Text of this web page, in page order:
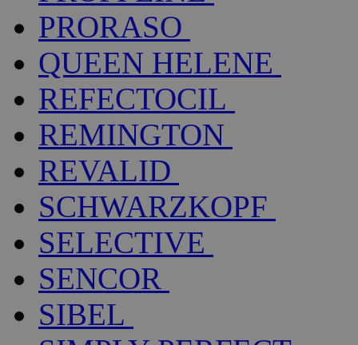
PRORASO
QUEEN HELENE
REFECTOCIL
REMINGTON
REVALID
SCHWARZKOPF
SELECTIVE
SENCOR
SIBEL